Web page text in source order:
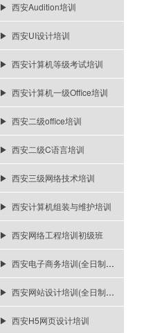
▶ 西安Audition培训
▶ 西安UI设计培训
▶ 西安计算机等级考试培训
▶ 西安计算机一级Office培训
▶ 西安二级office培训
▶ 西安二级C语言培训
▶ 西安三级网络技术培训
▶ 西安计算机组装与维护培训
▶ 西安网络工程培训初级班
▶ 西安电子商务培训(全日制一年)
▶ 西安网站设计培训(全日制一年)
▶ 西安H5网页设计培训